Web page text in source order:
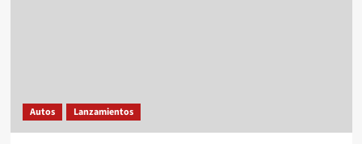
Autos Lanzamientos